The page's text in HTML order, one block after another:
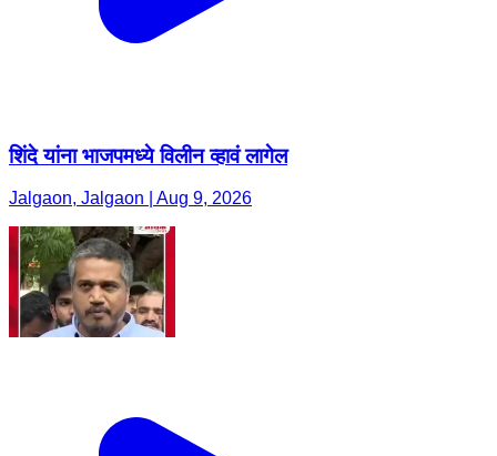
शिंदे यांना भाजपमध्ये विलीन व्हावं लागेल
Jalgaon, Jalgaon | Aug 9, 2026